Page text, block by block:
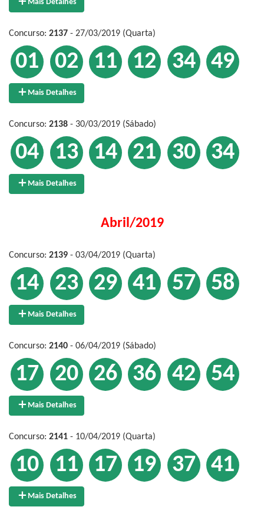
Mais Detalhes
Concurso: 2137 - 27/03/2019 (Quarta)
01 02 11 12 34 49
Mais Detalhes
Concurso: 2138 - 30/03/2019 (Sábado)
04 13 14 21 30 34
Mais Detalhes
Abril/2019
Concurso: 2139 - 03/04/2019 (Quarta)
14 23 29 41 57 58
Mais Detalhes
Concurso: 2140 - 06/04/2019 (Sábado)
17 20 26 36 42 54
Mais Detalhes
Concurso: 2141 - 10/04/2019 (Quarta)
10 11 17 19 37 41
Mais Detalhes